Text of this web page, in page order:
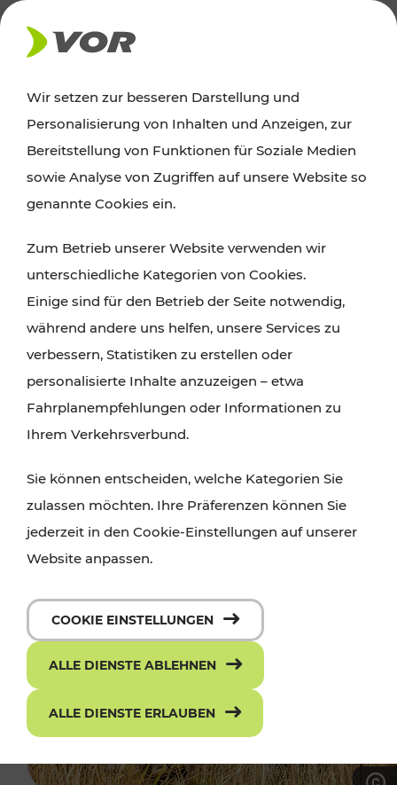
AKTUELLES
Ausflugstipps
Wien, Niederösterreich und das Burgenland
Wanderungen, Kultur und Gastronomie,
Radtouren oder purer Naturgenuss – viele
Attraktionen sind mit den Ticket- und Fahrplan-
Angeboten des VOR gut und schnell erreichbar.
Wir setzen zur besseren Darstellung und
Personalisierung von Inhalten und Anzeigen, zur
Bereitstellung von Funktionen für Soziale Medien
sowie Analyse von Zugriffen auf unsere Website so
genannte Cookies ein.
Zum Betrieb unserer Website verwenden wir
unterschiedliche Kategorien von Cookies.
Einige sind für den Betrieb der Seite notwendig,
während andere uns helfen, unsere Services zu
verbessern, Statistiken zu erstellen oder
personalisierte Inhalte anzuzeigen – etwa
Fahrplanempfehlungen oder Informationen zu
Ihrem Verkehrsverbund.
Sie können entscheiden, welche Kategorien Sie
zulassen möchten. Ihre Präferenzen können Sie
jederzeit in den Cookie-Einstellungen auf unserer
Website anpassen.
COOKIE EINSTELLUNGEN
ALLE DIENSTE ABLEHNEN
ALLE DIENSTE ERLAUBEN